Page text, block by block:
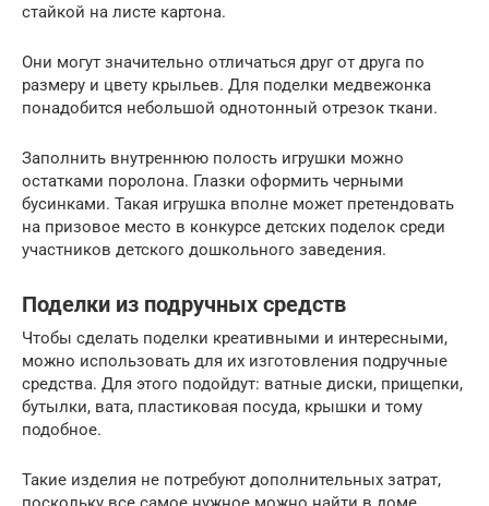
стайкой на листе картона.
Они могут значительно отличаться друг от друга по
размеру и цвету крыльев. Для поделки медвежонка
понадобится небольшой однотонный отрезок ткани.
Заполнить внутреннюю полость игрушки можно
остатками поролона. Глазки оформить черными
бусинками. Такая игрушка вполне может претендовать
на призовое место в конкурсе детских поделок среди
участников детского дошкольного заведения.
Поделки из подручных средств
Чтобы сделать поделки креативными и интересными,
можно использовать для их изготовления подручные
средства. Для этого подойдут: ватные диски, прищепки,
бутылки, вата, пластиковая посуда, крышки и тому
подобное.
Такие изделия не потребуют дополнительных затрат,